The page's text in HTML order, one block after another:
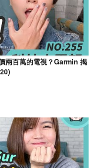
兩百萬的電視？Garmin 揭